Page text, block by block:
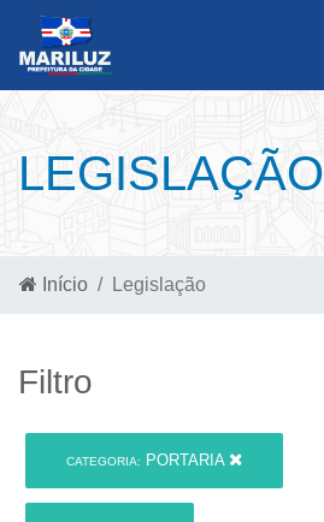
LEGISLAÇÃO
Início Legislação
Filtro
CATEGORIA: PORTARIA